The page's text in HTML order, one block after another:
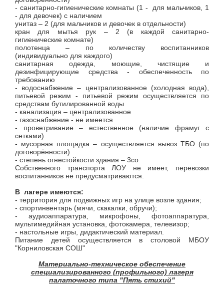
- санитарно-гигиенические комнаты (1 - для мальчиков, 1
- для девочек) с наличием
унитаз – 2 (для мальчиков и девочек в отдельности)
кран для мытья рук – 2 (в каждой санитарно-
гигиенические комнате)
полотенца – по количеству воспитанников
(индивидуально для каждого)
санитарная одежда, моющие, чистящие и
дезинфицирующие средства - обеспеченность по
требованию
- водоснабжение – централизованное (холодная вода),
питьевой режим - питьевой режим осуществляется по
средствам бутилированной воды
- канализация – централизованное
- газоснабжение - не имеется
- проветривание – естественное (наличие фрамуг с
сетками)
- мусорная площадка – осуществляется вывоз ТБО (по
договорённости)
- степень огнестойкости здания – 3со
Собственного транспорта ЛОУ не имеет, перевозки
воспитанников не предусматриваются.
В лагере имеются:
- территория для подвижных игр на улице возле здания;
- спортинвентарь (мячи, скакалки, обручи);
- аудиоаппаратура, микрофоны, фотоаппаратура,
мультимедийная установка, фотокамера, телевизор;
- настольные игры, дидактический материал.
Питание детей осуществляется в столовой МБОУ
"Корниловская СОШ"
Материально-техническое обеспечение
специализированного (профильного) лагеря
палаточного типа "Пять стихий"